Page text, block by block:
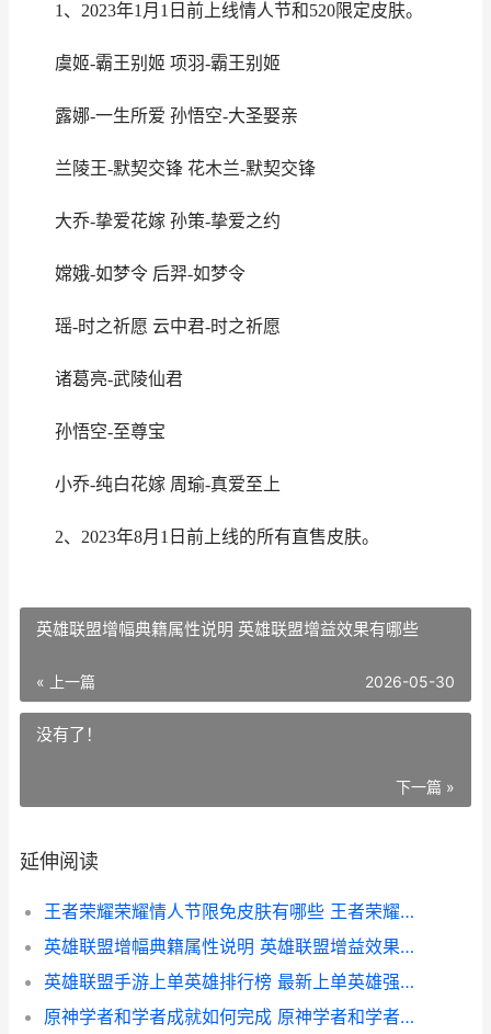
1、2023年1月1日前上线情人节和520限定皮肤。
虞姬-霸王别姬 项羽-霸王别姬
露娜-一生所爱 孙悟空-大圣娶亲
兰陵王-默契交锋 花木兰-默契交锋
大乔-挚爱花嫁 孙策-挚爱之约
嫦娥-如梦令 后羿-如梦令
瑶-时之祈愿 云中君-时之祈愿
诸葛亮-武陵仙君
孙悟空-至尊宝
小乔-纯白花嫁 周瑜-真爱至上
2、2023年8月1日前上线的所有直售皮肤。
英雄联盟增幅典籍属性说明 英雄联盟增益效果有哪些
« 上一篇 2026-05-30
没有了！
下一篇 »
延伸阅读
王者荣耀荣耀情人节限免皮肤有哪些 王者荣耀情头图片大全集
英雄联盟增幅典籍属性说明 英雄联盟增益效果有哪些
英雄联盟手游上单英雄排行榜 最新上单英雄强度榜
原神学者和学者成就如何完成 原神学者和学者一样吗